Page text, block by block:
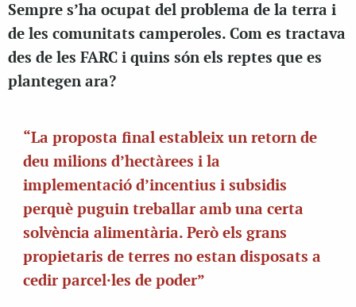
Sempre s’ha ocupat del problema de la terra i
de les comunitats camperoles. Com es tractava
des de les FARC i quins són els reptes que es
plantegen ara?
“La proposta final estableix un retorn de
deu milions d’hectàrees i la
implementació d’incentius i subsidis
perquè puguin treballar amb una certa
solvència alimentària. Però els grans
propietaris de terres no estan disposats a
cedir parcel·les de poder”